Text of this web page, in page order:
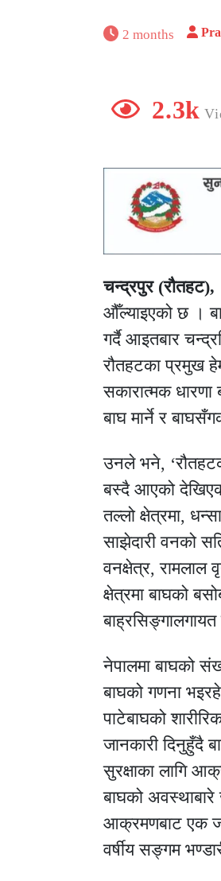
2 months
2.3k
चन्द्रपुर
औँल्याइएको छ ।
गर्दै आइतबार
रौतहटका प्रमुख
सकारात्मक
बाघ मार्ने र
उनले भने,
बस्दै आएको
तल्लो क्षेत्रमा,
साझेदारी वनको
वनक्षेत्र, रामलाल
क्षेत्रमा बाघको
नेपालमा बाघको
बाघको गणना
पाटेबाघको
जानकारी दिनुहुँदै
सुरक्षाका लागि
बाघको
आक्रमणबाट एक
वर्षीय सङ्गम